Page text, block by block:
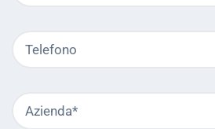
Telefono
Azienda